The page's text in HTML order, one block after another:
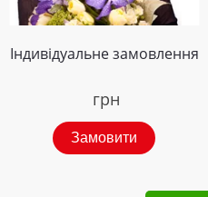
Індивідуальне замовлення
грн
Замовити